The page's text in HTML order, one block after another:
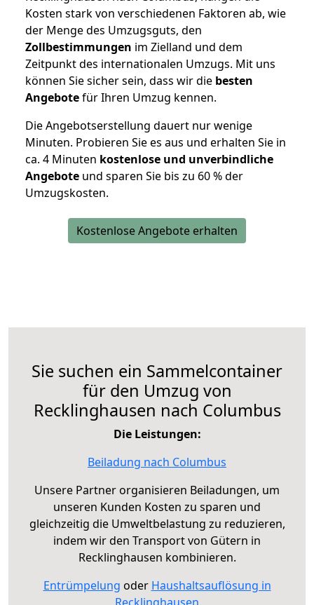
Kosten stark von verschiedenen Faktoren ab, wie
der Menge des Umzugsguts, den
Zollbestimmungen im Zielland und dem
Zeitpunkt des internationalen Umzugs. Mit uns
können Sie sicher sein, dass wir die besten
Angebotefür Ihren Umzug kennen.
Die Angebotserstellung dauert nur wenige
Minuten. Probieren Sie es aus und erhalten Sie in
ca. 4 Minuten kostenlose und unverbindliche
Angebote und sparen Sie bis zu 60 % der
Umzugskosten.
Kostenlose Angebote erhalten
Sie suchen ein Sammelcontainer
für den Umzug von
Recklinghausen nach Columbus
Die Leistungen:
Beiladung nach Columbus
Unsere Partner organisieren Beiladungen, um
unseren Kunden Kosten zu sparen und
gleichzeitig die Umweltbelastung zu reduzieren,
indem wir den Transport von Gütern in
Recklinghausen kombinieren.
Entrümpelung oder Haushaltsauflösung in